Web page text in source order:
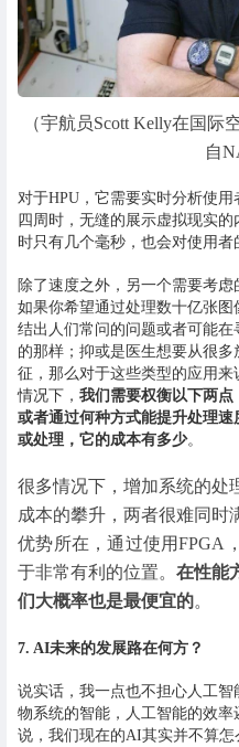
（宇航员Scott Kelly在国际
自
对于HPU，它需要实时分析使
四周时，无缝的展示虚拟现实
时只有几个毫秒，也会对使用者
除了速度之外，另一个需要考虑
如果你希望通过处理数十亿张
结出人们常问的问题或者可能
的那样；抑或是医生想要从很
征，那么对于这些类型的应用
情况下， 我们需要权衡以下两点
或者通过何种方式能提升处理
或处理，它的成本有多少。
很多情况下，增加系统的处
成本的攀升，两者很难同时
优势所在，通过使用FPGA
于非常有利的位置。 在性能
们大概率也是最便宜的。
7. AI未来的发展路在何方？
说实话，我一点也不担心人工
物系统的智能，人工智能的效
说，我们现在的AI其实并不算怎